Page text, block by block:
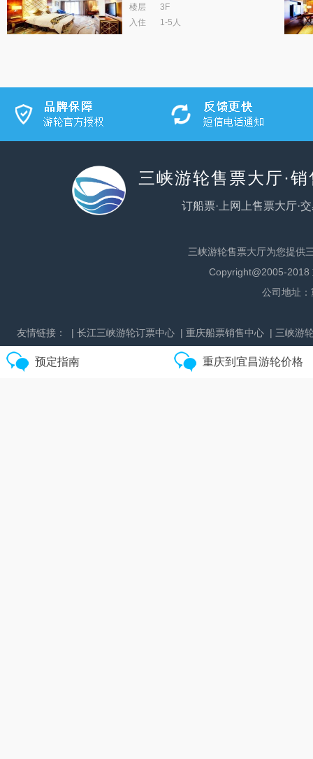
楼层
3F
入住
1-5人
三峡游轮售票大厅·
订船票·上网上售票大厅·
三峡游轮售票大厅为您提供
Copyright@2005-2018
公司地址
友情链接： | 长江三峡游轮订票中心 | 重庆船票销售中心 | 三峡游
预定指南 重庆到宜昌游轮价格